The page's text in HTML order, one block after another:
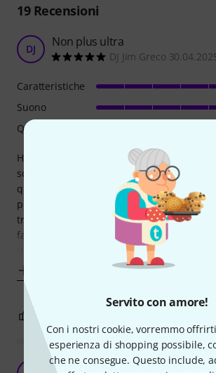
Servito con amore!
Con i nostri cookie, vorremmo
esperienza di shopping possibile,
che ne consegue. Questo include,
19Recensioni
DJ Non plus ultra
DJ Jim Greco
Ho provato e ascoltato diverse casse attive
scegliere la RCF Art 715, e finalmente ho
qualità che soddisfa le mie esigenze:
pressione sonora e qualità. Con questo
trovare un prodotto migliore. È una cassa
fatta solo di qualità e pura potenza, con un
Caratteristiche
Suono
Qualità
6
Casse molto performanti